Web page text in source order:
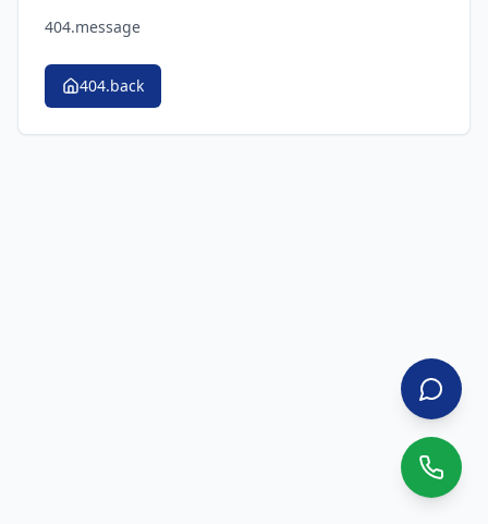
404.message
404.back